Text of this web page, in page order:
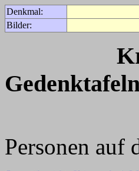
Denkmal:
Bilder:
(Für
Personen auf